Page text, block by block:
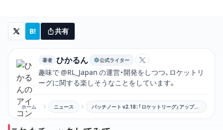
B! 共有
著者 ひかるん 公式ライター
ひかるんのXアカウン
趣味で @RL_Japan の運営・開発をしつつ、ロケットリ
ーグに関する楽しそうなことをしています。
ホーム ニュース パッチノート v2.18：「ロケットリーグ」アップデートを公開